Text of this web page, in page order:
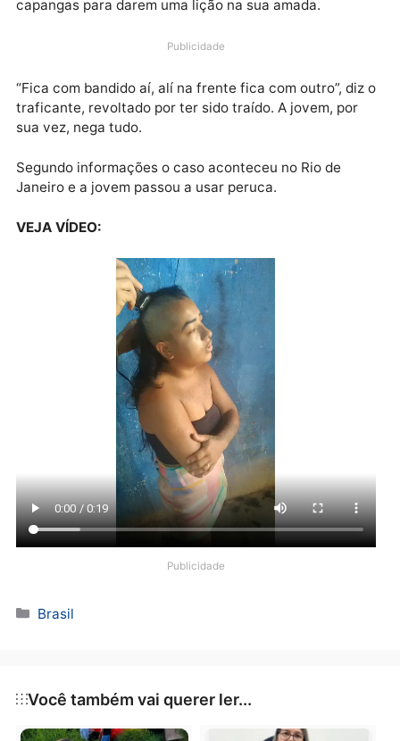
Um vídeo que circula nas redes sociais nesta
não foi identificada, tem a cabeça raspada após
supostamente trair o namorado. O rapaz seria um
chefes do Comando Vermelho (CV) e acionou seus
capangas para darem uma lição na sua amada.
Publicidade
traficante, revoltado por ter sido traído. A jovem, por
sua vez, nega tudo.
Segundo informações o caso aconteceu no Rio de
Janeiro e a jovem passou a usar peruca.